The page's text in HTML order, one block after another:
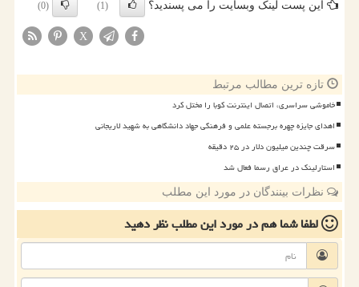
این پست لینک وبسایت را می پسندید؟ (1)
(0)
X
تازه ترین مطالب مرتبط
خاموشی سراسری، اتصال اینترنت کوبا را مختل کرد
اهدای جایزه چهره برجسته علمی و فرهنگی جهاد دانشگاهی به شهید لاریجانی
سرقت چندین میلیون دلار در ۲۵ دقیقه
استارلینک در عراق رسما فعال شد
نظرات بینندگان در مورد این مطلب
لطفا شما همدر مورد این مطلبنظر دهید